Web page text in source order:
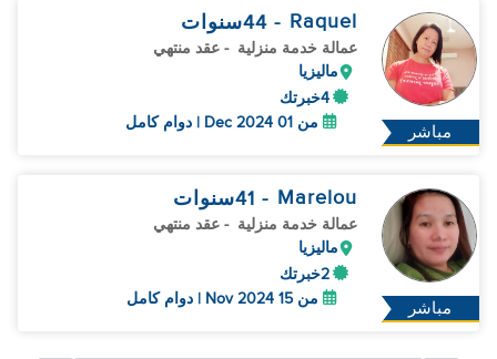
مباشر
Raquel
- 44 سنوات
عمالة خدمة منزلية - عقد منتهي
ماليزيا
4خبرتك
من 01 Dec 2024 | دوام كامل
مباشر
Marelou
- 41 سنوات
عمالة خدمة منزلية - عقد منتهي
ماليزيا
2خبرتك
من 15 Nov 2024 | دوام كامل